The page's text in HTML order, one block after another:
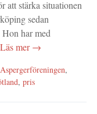
att stärka situationen
sedan
har med
Läs mer →
,
, pris